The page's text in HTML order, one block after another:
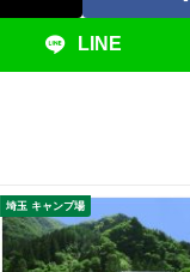
LINE
埼玉 キャンプ場